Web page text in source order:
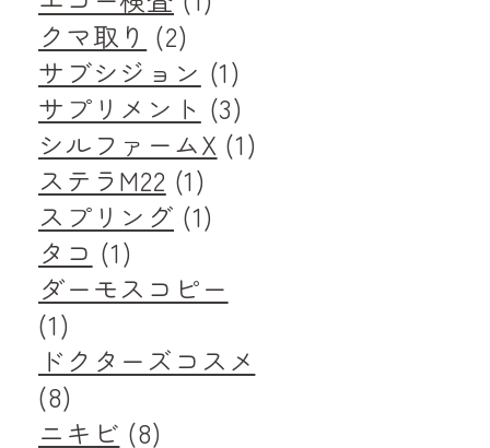
クマ取り (2)
サブシジョン (1)
サプリメント (3)
シルファームX (1)
ステラM22 (1)
スプリング (1)
タコ (1)
ダーモスコピー
(1)
ドクターズコスメ
(8)
ニキビ (8)